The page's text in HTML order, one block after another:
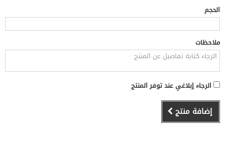
الحجم
ملاحظات
الرجاء إبلاغي عند توفر المنتج
إضافة منتج